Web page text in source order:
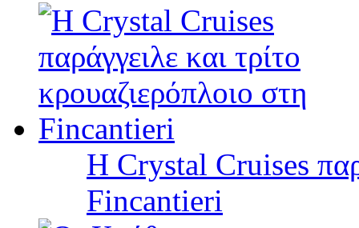
Η Crystal Cruises
Fincantieri